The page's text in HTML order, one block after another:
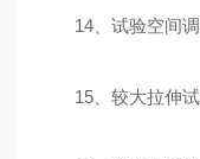
14、试验空间调
15、较大拉伸试